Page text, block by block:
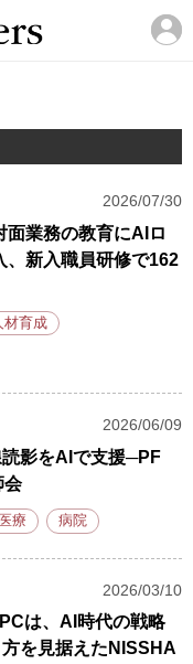
2026/07/30
面業務の教育にAIロ
、新入職員研修で162
材育成
2026/06/09
影をAIで支援─PF
会
医療 病院
2026/03/10
は、AI時代の戦略
を見据えたNISSHA